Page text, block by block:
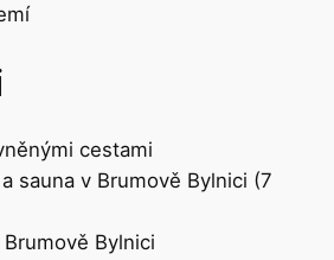
cestami
sauna v Brumově Bylnici (7
Bylnici